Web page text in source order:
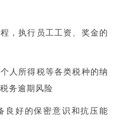
，执行员工工资、奖金的
人所得税等各类税种的纳
务逾期风险
良好的保密意识和抗压能